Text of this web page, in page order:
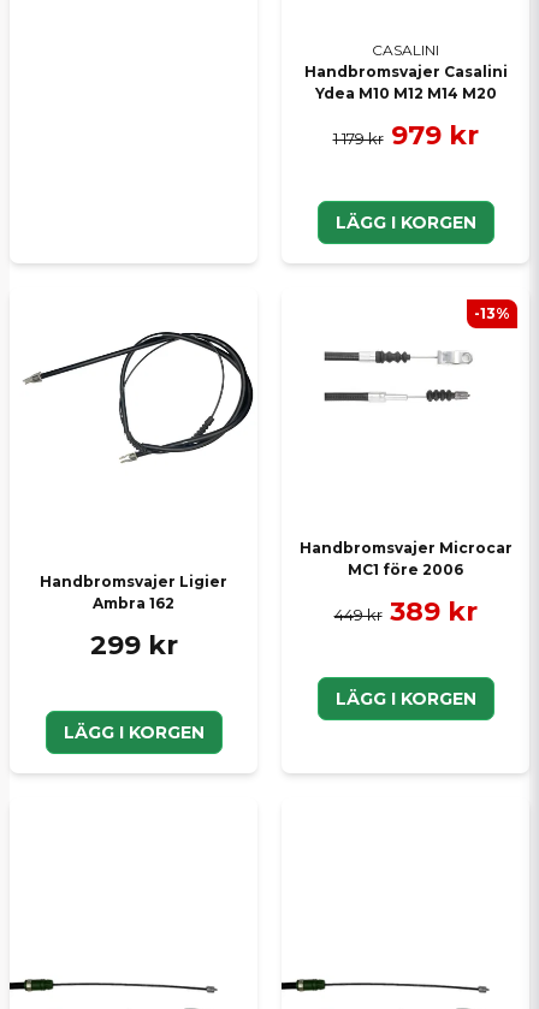
CASALINI
Handbromsvajer Casalini
Ydea M10 M12 M14 M20
1 179 kr 979 kr
LÄGG I KORGEN
Handbromsvajer Ligier
Ambra 162
299 kr
LÄGG I KORGEN
Handbromsvajer Microcar
MC1 före 2006
449 kr 389 kr
LÄGG I KORGEN
-13%